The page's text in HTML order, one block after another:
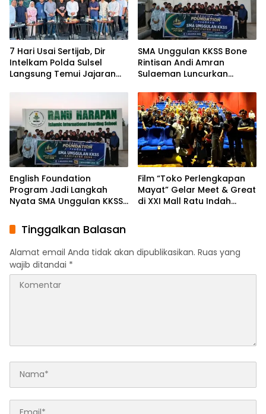
7 Hari Usai Sertijab, Dir
Intelkam Polda Sulsel
Langsung Temui Jajaran
SMA Unggulan KKSS Bone
Rintisan Andi Amran
Sulaeman Luncurkan
Program
English Foundation
Program Jadi Langkah
Nyata SMA Unggulan KKSS
Berdaya Saing Global
Film “Toko Perlengkapan
Mayat” Gelar Meet & Great
di XXI Mall Ratu Indah
Tinggalkan Balasan
Alamat email Anda tidak akan dipublikasikan. Ruas yang
wajib ditandai *